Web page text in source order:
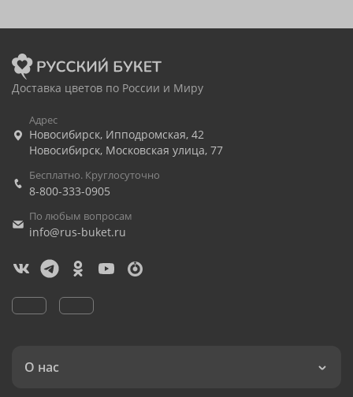
Доставка цветов по России и Миру
Адрес
Новосибирск, Ипподромская, 42
Новосибирск, Московская улица, 77
Бесплатно. Круглосуточно
8-800-333-0905
По любым вопросам
info@rus-buket.ru
О нас